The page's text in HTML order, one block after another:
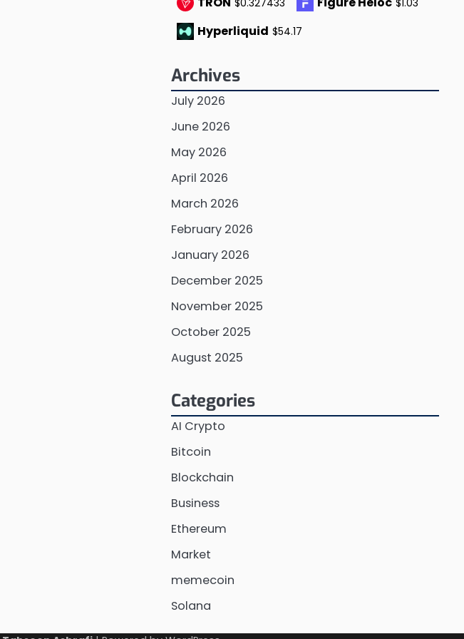
Hyperliquid $54.17
Archives
July 2026
June 2026
May 2026
April 2026
March 2026
February 2026
January 2026
December 2025
November 2025
October 2025
August 2025
Categories
AI Crypto
Bitcoin
Blockchain
Business
Ethereum
Market
memecoin
Solana